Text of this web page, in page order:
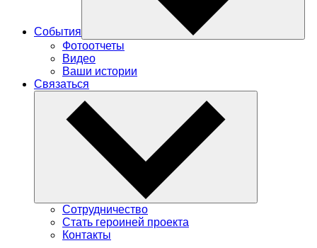
События
Фотоотчеты
Видео
Ваши истории
Связаться
Сотрудничество
Стать героиней проекта
Контакты